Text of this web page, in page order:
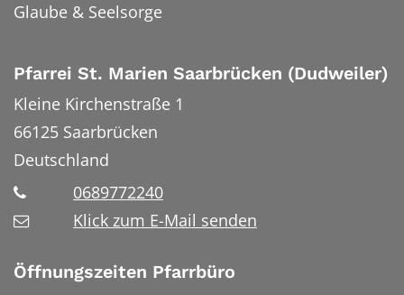
Glaube & Seelsorge
Pfarrei St. Marien Saarbrücken (Dudweiler)
Kleine Kirchenstraße 1
66125 Saarbrücken
Deutschland
0689772240
Klick zum E-Mail senden
Öffnungszeiten Pfarrbüro